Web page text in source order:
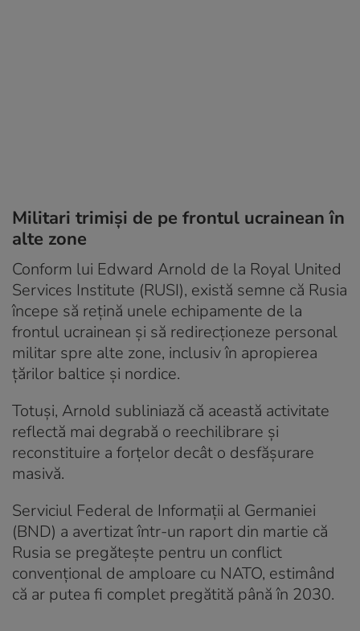
Militari trimiși de pe frontul ucrainean în
alte zone
Conform lui Edward Arnold de la Royal United
Services Institute (RUSI), există semne că Rusia
începe să rețină unele echipamente de la
frontul ucrainean și să redirecționeze personal
militar spre alte zone, inclusiv în apropierea
țărilor baltice și nordice.
Totuși, Arnold subliniază că această activitate
reflectă mai degrabă o reechilibrare și
reconstituire a forțelor decât o desfășurare
masivă.
Serviciul Federal de Informații al Germaniei
(BND) a avertizat într-un raport din martie că
Rusia se pregătește pentru un conflict
convențional de amploare cu NATO, estimând
că ar putea fi complet pregătită până în 2030.